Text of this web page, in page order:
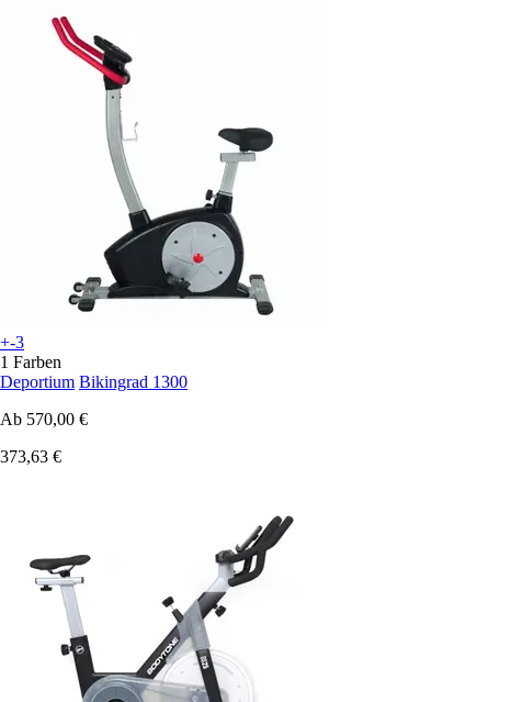
+-3
1 Farben
Deportium Bikingrad 1300
Ab 570,00 €
373,63 €